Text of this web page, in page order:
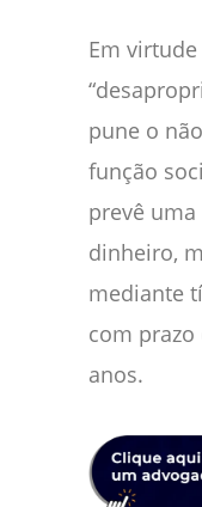
Em
pune o
função
prevê
dinheiro,
mediante
com prazo
anos.